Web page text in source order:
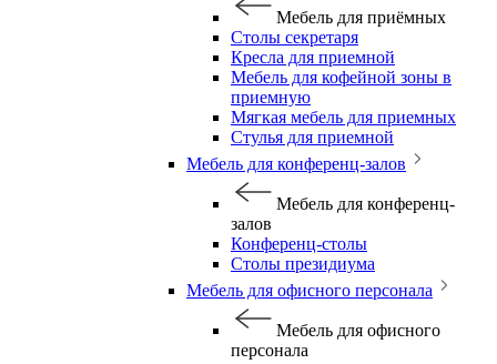
Мебель для приёмных
Столы секретаря
Кресла для приемной
Мебель для кофейной зоны в
приемную
Мягкая мебель для приемных
Стулья для приемной
Мебель для конференц-залов
Мебель для конференц-
залов
Конференц-столы
Столы президиума
Мебель для офисного персонала
Мебель для офисного
персонала